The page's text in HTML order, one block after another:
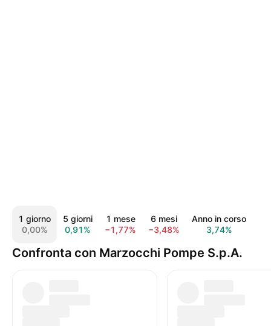
1 giorno
0,00%
5 giorni
0,91%
1 mese
−1,77%
6 mesi
−3,48%
Anno in corso
3,74%
Confronta con Marzocchi Pompe S.p.A.